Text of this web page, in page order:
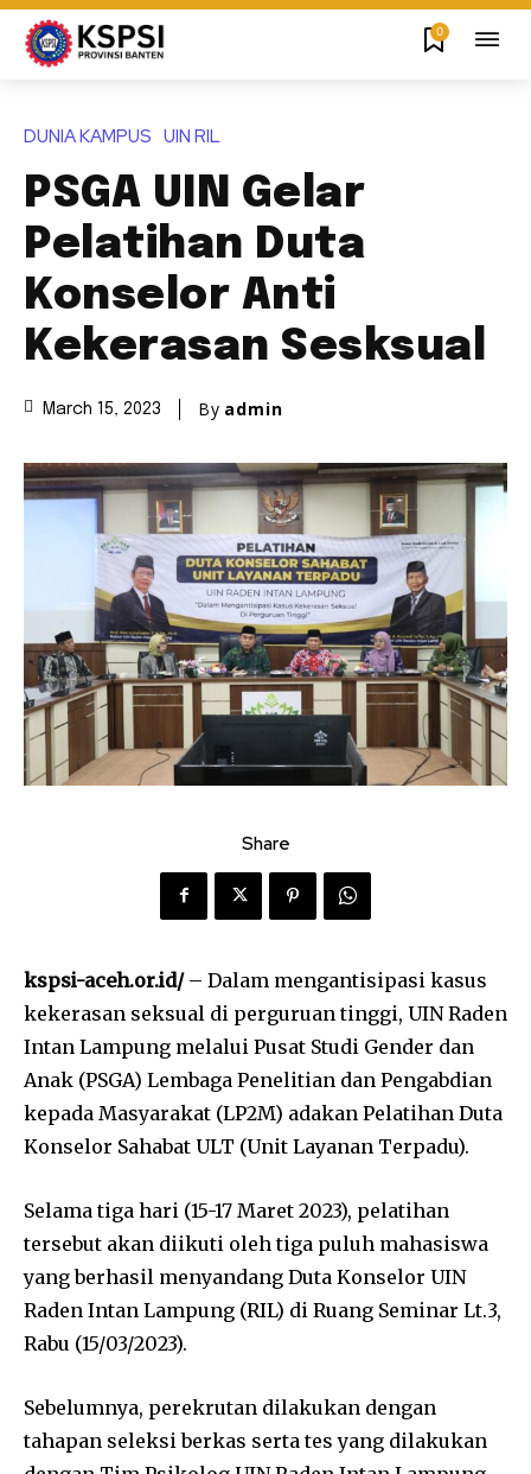
0
DUNIA KAMPUS UIN RIL
PSGA UIN Gelar
Pelatihan Duta
Konselor Anti
Kekerasan Sesksual
March 15, 2023 By admin
Share
kspsi-aceh.or.id/– Dalam mengantisipasi kasus
kekerasan seksual di perguruan tinggi, UIN Raden
Intan Lampung melalui Pusat Studi Gender dan
Anak (PSGA) Lembaga Penelitian dan Pengabdian
kepada Masyarakat (LP2M) adakan Pelatihan Duta
Konselor Sahabat ULT (Unit Layanan Terpadu).
Selama tiga hari (15-17 Maret 2023), pelatihan
tersebut akan diikuti oleh tiga puluh mahasiswa
yang berhasil menyandang Duta Konselor UIN
Raden Intan Lampung (RIL) di Ruang Seminar Lt.3,
Rabu (15/03/2023).
Sebelumnya, perekrutan dilakukan dengan
tahapan seleksi berkas serta tes yang dilakukan